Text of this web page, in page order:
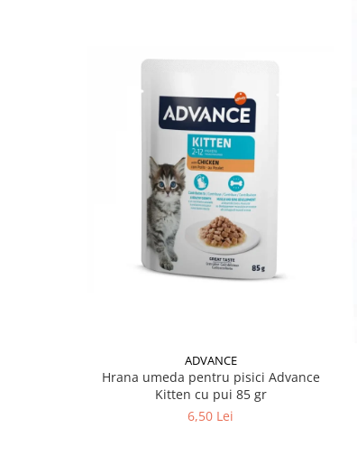
ADVANCE
Hrana umeda pentru pisici Advance
Kitten cu pui 85 gr
6,50 Lei